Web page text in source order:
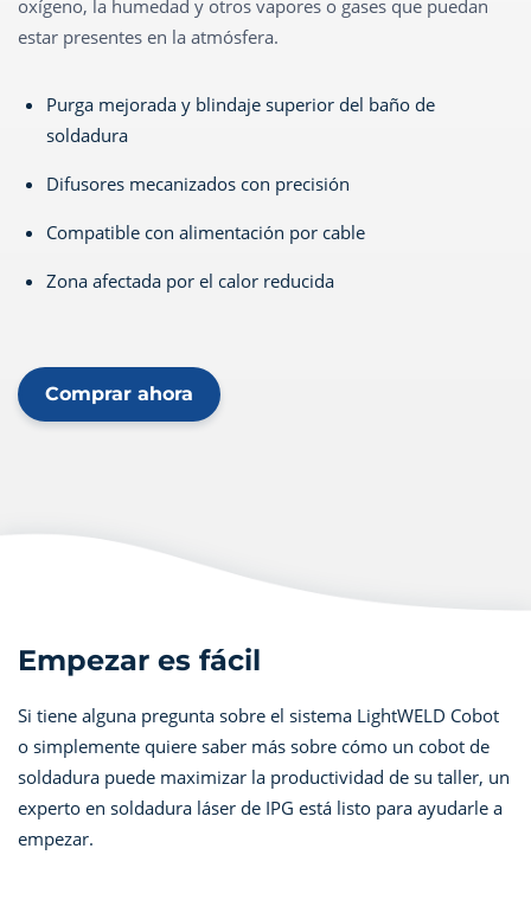
oxígeno, la humedad y otros vapores o gases que puedan
estar presentes en la atmósfera.
Purga mejorada y blindaje superior del baño de
soldadura
Difusores mecanizados con precisión
Compatible con alimentación por cable
Zona afectada por el calor reducida
Comprar ahora
Empezar es fácil
Si tiene alguna pregunta sobre el sistema LightWELD Cobot
o simplemente quiere saber más sobre cómo un cobot de
soldadura puede maximizar la productividad de su taller, un
experto en soldadura láser de IPG está listo para ayudarle a
empezar.